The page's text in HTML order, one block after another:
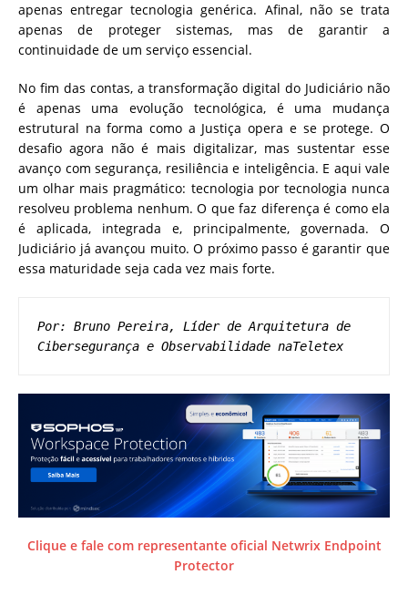
apenas entregar tecnologia genérica. Afinal, não se trata
apenas de proteger sistemas, mas de garantir a
continuidade de um serviço essencial.
No fim das contas, a transformação digital do Judiciário não
é apenas uma evolução tecnológica, é uma mudança
estrutural na forma como a Justiça opera e se protege. O
desafio agora não é mais digitalizar, mas sustentar esse
avanço com segurança, resiliência e inteligência. E aqui vale
um olhar mais pragmático: tecnologia por tecnologia nunca
resolveu problema nenhum. O que faz diferença é como ela
é aplicada, integrada e, principalmente, governada. O
Judiciário já avançou muito. O próximo passo é garantir que
essa maturidade seja cada vez mais forte.
Por: Bruno Pereira, Líder de Arquitetura de
Cibersegurança e Observabilidade naTeletex
Clique e fale com representante oficial Netwrix Endpoint
Protector